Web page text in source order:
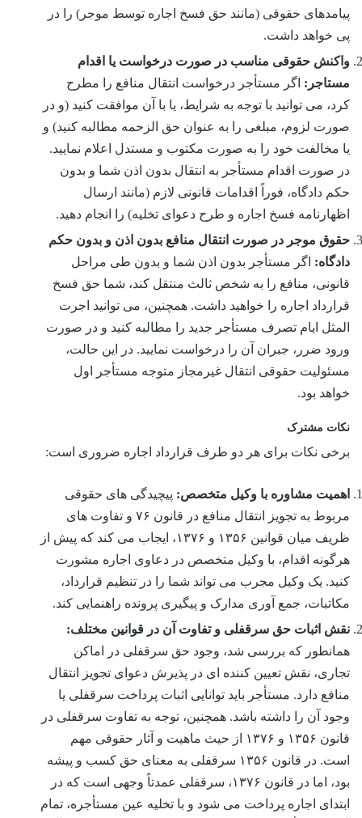
پیامدهای حقوقی (مانند حق فسخ اجاره توسط موجر) را در
پی خواهد داشت.
واکنش حقوقی مناسب در صورت درخواست یا اقدام
مستاجر: اگر مستأجر درخواست انتقال منافع را مطرح
کرد، می توانید با توجه به شرایط، یا با آن موافقت کنید (و در
صورت لزوم، مبلغی را به عنوان حق الزحمه مطالبه کنید) و
یا مخالفت خود را به صورت مکتوب و مستدل اعلام نمایید.
در صورت اقدام مستأجر به انتقال بدون اذن شما و بدون
حکم دادگاه، فوراً اقدامات قانونی لازم (مانند ارسال
اظهارنامه فسخ اجاره و طرح دعوای تخلیه) را انجام دهید.
حقوق موجر در صورت انتقال منافع بدون اذن و بدون حکم
دادگاه: اگر مستأجر بدون اذن شما و بدون طی مراحل
قانونی، منافع را به شخص ثالث منتقل کند، شما حق فسخ
قرارداد اجاره را خواهید داشت. همچنین، می توانید اجرت
المثل ایام تصرف مستأجر جدید را مطالبه کنید و در صورت
ورود ضرر، جبران آن را درخواست نمایید. در این حالت،
مسئولیت حقوقی انتقال غیرمجاز متوجه مستأجر اول
خواهد بود.
نکات مشترک
برخی نکات برای هر دو طرف قرارداد اجاره ضروری است:
اهمیت مشاوره با وکیل متخصص: پیچیدگی های حقوقی
مربوط به تجویز انتقال منافع در قانون ۷۶ و تفاوت های
ظریف میان قوانین ۱۳۵۶ و ۱۳۷۶، ایجاب می کند که پیش از
هرگونه اقدام، با وکیل متخصص در دعاوی اجاره مشورت
کنید. یک وکیل مجرب می تواند شما را در تنظیم قرارداد،
مکاتبات، جمع آوری مدارک و پیگیری پرونده راهنمایی کند.
نقش اثبات حق سرقفلی و تفاوت آن در قوانین مختلف:
همانطور که بررسی شد، وجود حق سرقفلی در اماکن
تجاری، نقش تعیین کننده ای در پذیرش دعوای تجویز انتقال
منافع دارد. مستأجر باید توانایی اثبات پرداخت سرقفلی یا
وجود آن را داشته باشد. همچنین، توجه به تفاوت سرقفلی در
قانون ۱۳۵۶ و ۱۳۷۶ از حیث ماهیت و آثار حقوقی مهم
است. در قانون ۱۳۵۶ سرقفلی به معنای حق کسب و پیشه
بود، اما در قانون ۱۳۷۶، سرقفلی عمدتاً وجهی است که در
ابتدای اجاره پرداخت می شود و با تخلیه عین مستأجره، تمام